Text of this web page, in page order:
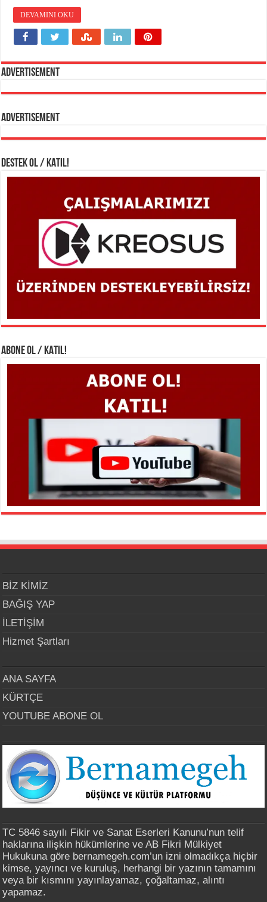
DEVAMINI OKU
Advertisement
Advertisement
DESTEK OL / KATIL!
ABONE OL / KATIL!
BİZ KİMİZ
BAĞIŞ YAP
İLETİŞİM
Hizmet Şartları
ANA SAYFA
KÜRTÇE
YOUTUBE ABONE OL
TC 5846 sayılı Fikir ve Sanat Eserleri Kanunu’nun telif
haklarına ilişkin hükümlerine ve AB Fikri Mülkiyet
Hukukuna göre bernamegeh.com’un izni olmadıkça hiçbir
kimse, yayıncı ve kuruluş, herhangi bir yazının tamamını
veya bir kısmını yayınlayamaz, çoğaltamaz, alıntı
yapamaz.